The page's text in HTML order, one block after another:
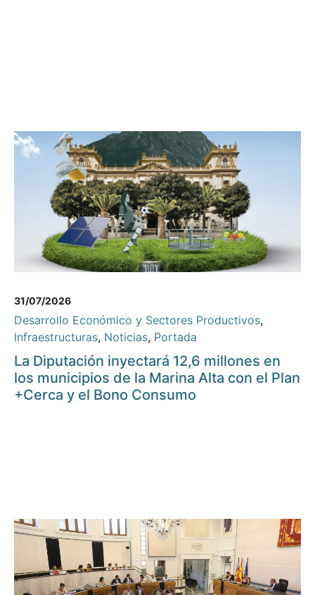
31/07/2026
Desarrollo Económico y Sectores Productivos,
Infraestructuras, Noticias, Portada
La Diputación inyectará 12,6 millones en
los municipios de la Marina Alta con el Plan
+Cerca y el Bono Consumo